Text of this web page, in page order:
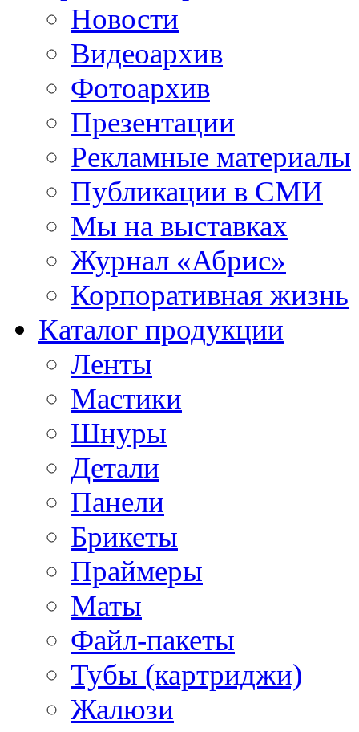
Новости
Видеоархив
Фотоархив
Презентации
Рекламные материалы
Публикации в СМИ
Мы на выставках
Журнал «Абрис»
Корпоративная жизнь
Каталог продукции
Ленты
Мастики
Шнуры
Детали
Панели
Брикеты
Праймеры
Маты
Файл-пакеты
Тубы (картриджи)
Жалюзи